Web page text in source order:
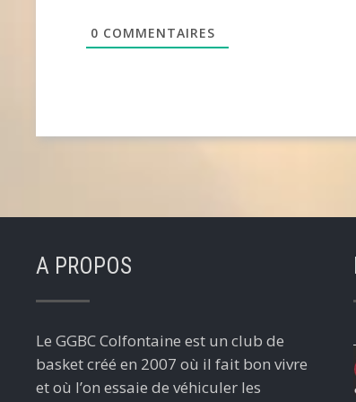
0 COMMENTAIRES
A PROPOS
Le GGBC Colfontaine est un club de
basket créé en 2007 où il fait bon vivre
et où l’on essaie de véhiculer les